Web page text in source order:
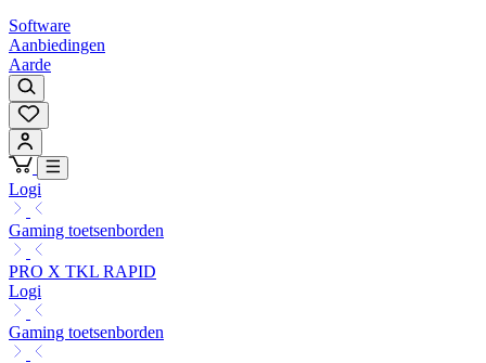
Software
Aanbiedingen
Aarde
Logi
Gaming toetsenborden
PRO X TKL RAPID
Logi
Gaming toetsenborden